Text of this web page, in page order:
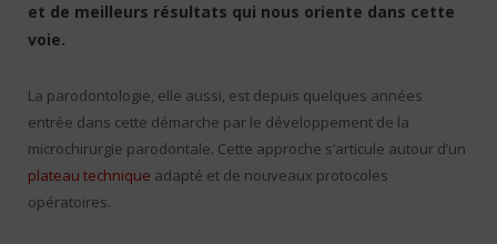
et de meilleurs résultats qui nous oriente dans cette
voie.
La parodontologie, elle aussi, est depuis quelques années
entrée dans cette démarche par le développement de la
microchirurgie parodontale. Cette approche s’articule autour d’un
plateau technique adapté et de nouveaux protocoles
opératoires.